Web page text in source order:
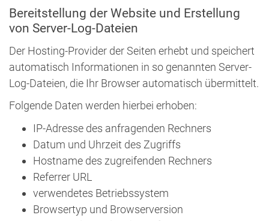
Bereitstellung der Website und Erstellung
von Server-Log-Dateien
Der Hosting-Provider der Seiten erhebt und speichert
automatisch Informationen in so genannten Server-
Log-Dateien, die Ihr Browser automatisch übermittelt.
Folgende Daten werden hierbei erhoben:
IP-Adresse des anfragenden Rechners
Datum und Uhrzeit des Zugriffs
Hostname des zugreifenden Rechners
Referrer URL
verwendetes Betriebssystem
Browsertyp und Browserversion